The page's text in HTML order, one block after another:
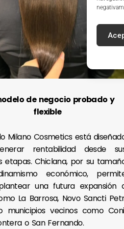
de negocio probado y
flexible
Milano Cosmetics está
rentabilidad desde
etapas. Chiclana, por su
económico,
una futura expansión
La Barrosa, Novo Sancti
municipios vecinos como
o San Fernando.